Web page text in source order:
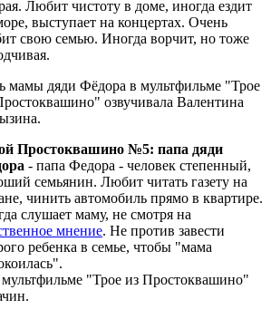
Любит чистоту в доме, иногда ездит
выступает на концертах. Очень
свою семью. Иногда ворчит, но тоже
мамы дяди Фёдора в мультфильме "Трое
озвучивала Валентина
Простоквашино №5: папа дяди
- папа Федора - человек степенный,
семьянин. Любит читать газету на
чинить автомобиль прямо в квартире.
слушает маму, не смотря на
мнение. Не против завести
ребенка в семье, чтобы "мама
"Трое из Простоквашино"